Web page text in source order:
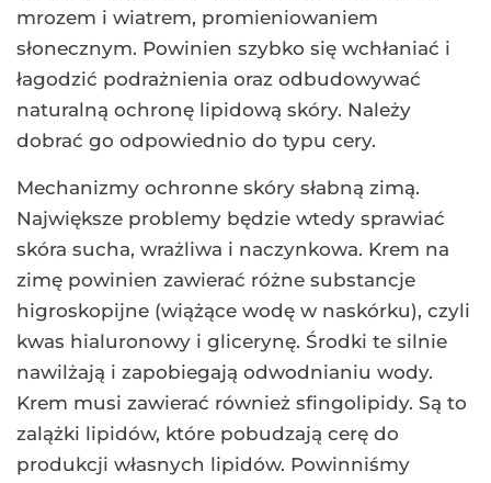
mrozem i wiatrem, promieniowaniem
słonecznym. Powinien szybko się wchłaniać i
łagodzić podrażnienia oraz odbudowywać
naturalną ochronę lipidową skóry. Należy
dobrać go odpowiednio do typu cery.
Mechanizmy ochronne skóry słabną zimą.
Największe problemy będzie wtedy sprawiać
skóra sucha, wrażliwa i naczynkowa. Krem na
zimę powinien zawierać różne substancje
higroskopijne (wiążące wodę w naskórku), czyli
kwas hialuronowy i glicerynę. Środki te silnie
nawilżają i zapobiegają odwodnianiu wody.
Krem musi zawierać również sfingolipidy. Są to
zalążki lipidów, które pobudzają cerę do
produkcji własnych lipidów. Powinniśmy